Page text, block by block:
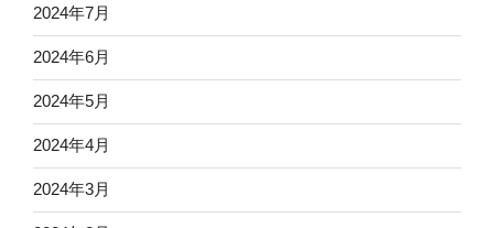
2024年7月
2024年6月
2024年5月
2024年4月
2024年3月